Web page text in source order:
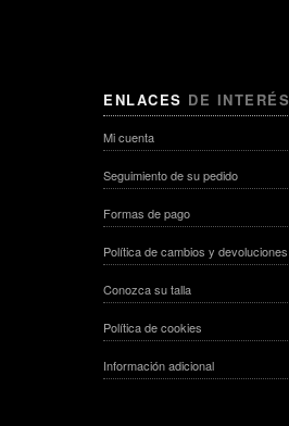
ENLACES DE INTERÉS
Mi cuenta
Seguimiento de su pedido
Formas de pago
Política de cambios y devoluciones
Conozca su talla
Política de cookies
Información adicional